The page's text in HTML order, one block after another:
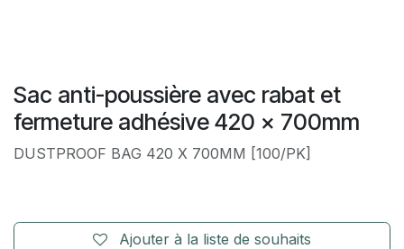
Sac anti-poussière avec rabat et
fermeture adhésive 420 x 700mm
DUSTPROOF BAG 420 X 700MM [100/PK]
Ajouter à la liste de souhaits